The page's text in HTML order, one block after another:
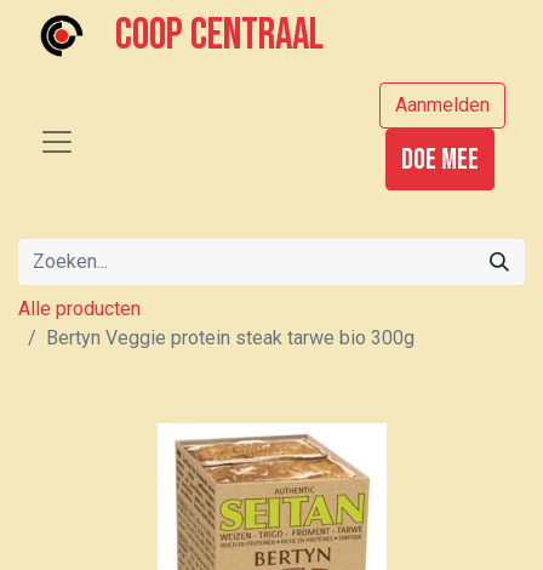
Coop centraal
Aanmelden
Doe mee
Alle producten
Bertyn Veggie protein steak tarwe bio 300g